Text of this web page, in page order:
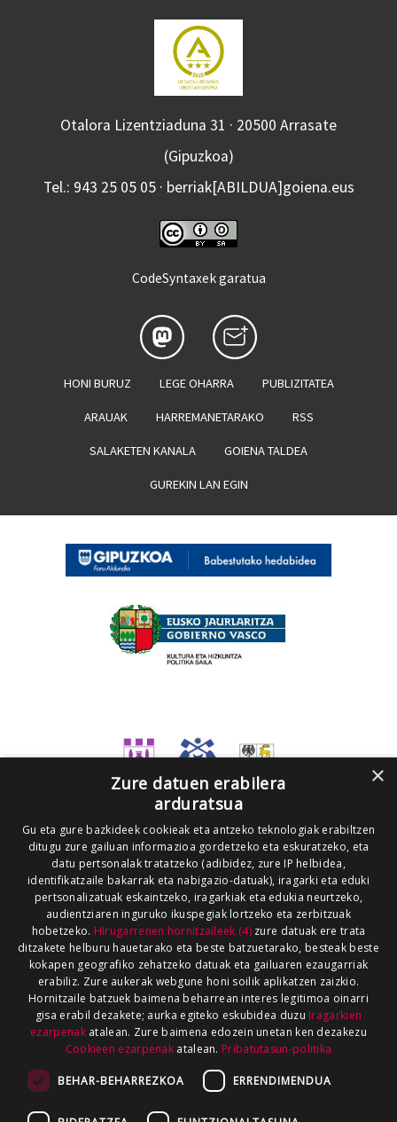
Otalora Lizentziaduna 31 · 20500 Arrasate
(Gipuzkoa)
Tel.: 943 25 05 05 · berriak[ABILDUA]goiena.eus
CodeSyntaxek garatua
HONI BURUZ LEGE OHARRA PUBLIZITATEA
ARAUAK HARREMANETARAKO RSS
SALAKETEN KANALA GOIENA TALDEA
GUREKIN LAN EGIN
×
Zure datuen erabilera
arduratsua
Gu eta gure bazkideek cookieak eta antzeko teknologiak erabiltzen
ditugu zure gailuan informazioa gordetzeko eta eskuratzeko, eta
datu pertsonalak tratatzeko (adibidez, zure IP helbidea,
identifikatzaile bakarrak eta nabigazio-datuak), iragarki eta eduki
pertsonalizatuak eskaintzeko, iragarkiak eta edukia neurtzeko,
audientziaren inguruko ikuspegiak lortzeko eta zerbitzuak
hobetzeko. Hirugarrenen hornitzaileek (4)zure datuak ere trata
ditzakete helburu hauetarako eta beste batzuetarako, besteak beste
kokapen geografiko zehatzeko datuak eta gailuaren ezaugarriak
erabiliz. Zure aukerak webgune honi soilik aplikatzen zaizkio.
Hornitzaile batzuek baimena beharrean interes legitimoa oinarri
gisa erabil dezakete; aurka egiteko eskubidea duzu Iragarkien
ezarpenakatalean. Zure baimena edozein unetan ken dezakezu
Cookieen ezarpenak atalean. Pribatutasun-politika
BEHAR-BEHARREZKOA ERRENDIMENDUA